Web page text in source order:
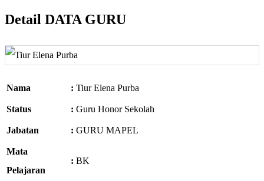
Detail DATA GURU
Nama : Tiur Elena Purba
Status : Guru Honor Sekolah
Jabatan : GURU MAPEL
Mata
Pelajaran
: BK